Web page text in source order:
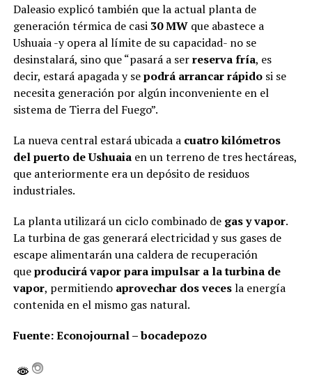
Daleasio explicó también que la actual planta de
generación térmica de casi 30 MWque abastece a
Ushuaia -y opera al límite de su capacidad- no se
desinstalará, sino que “pasará a serreserva fría, es
decir, estará apagada y sepodrá arrancar rápidosi se
necesita generación por algún inconveniente en el
sistema de Tierra del Fuego”.
La nueva central estará ubicada a cuatro kilómetros
del puerto de Ushuaiaen un terreno de tres hectáreas,
que anteriormente era un depósito de residuos
industriales.
La planta utilizará un ciclo combinado de gas y vapor.
La turbina de gas generará electricidad y sus gases de
escape alimentarán una caldera de recuperación
queproducirá vapor para impulsar a la turbina de
vapor, permitiendo aprovechar dos vecesla energía
contenida en el mismo gas natural.
Fuente: Econojournal – bocadepozo